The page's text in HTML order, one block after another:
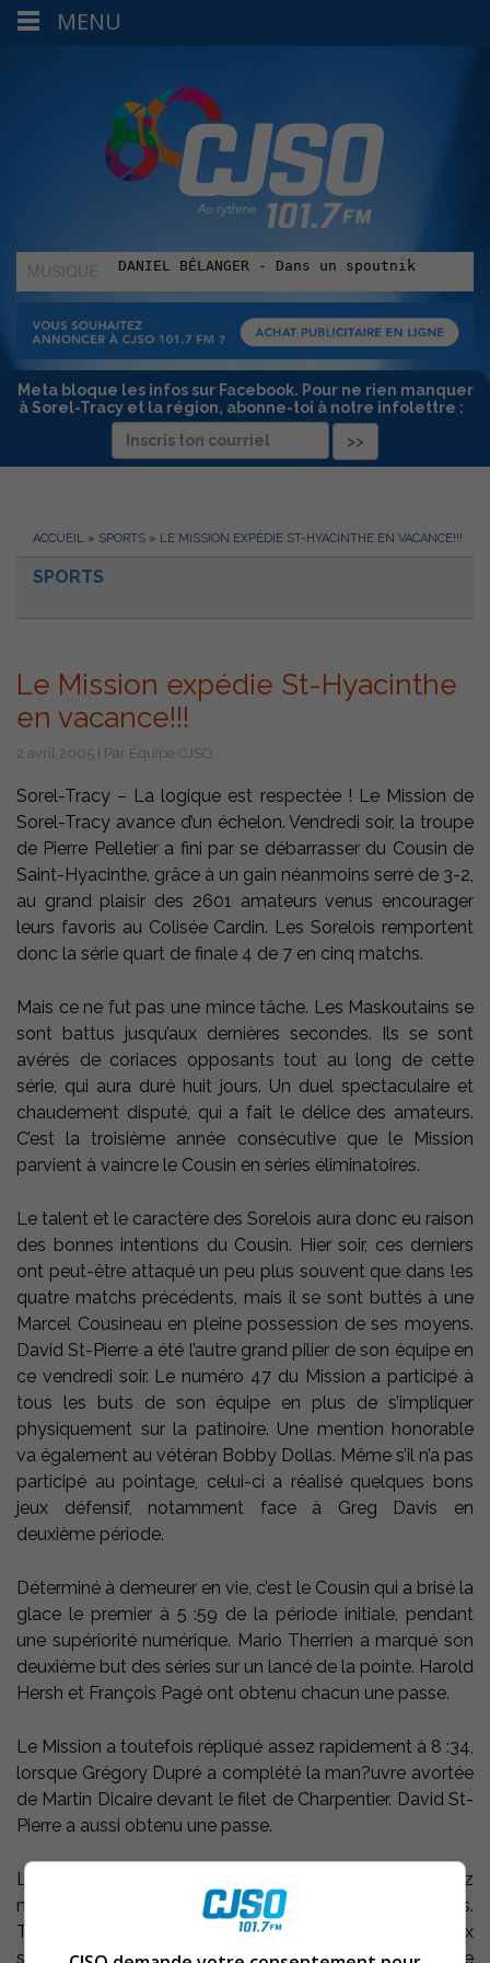
MUSIQUE
:
Meta bloque les infos sur Facebook. Pour ne rien manquer
à Sorel-Tracy et la région, abonne-toi à notre infolettre :
ACCUEIL » SPORTS » LE MISSION EXPÉDIE ST-HYACINTHE EN VACANCE!!!
SPORTS
Le Mission expédie St-Hyacinthe
en vacance!!!
2 avril 2005 | Par Équipe CJSO
Sorel-Tracy – La logique est respectée ! Le Mission de
Sorel-Tracy avance d’un échelon. Vendredi soir, la troupe
de Pierre Pelletier a fini par se débarrasser du Cousin de
Saint-Hyacinthe, grâce à un gain néanmoins serré de 3-2,
au grand plaisir des 2601 amateurs venus encourager
leurs favoris au Colisée Cardin. Les Sorelois remportent
donc la série quart de finale 4 de 7 en cinq matchs.
Mais ce ne fut pas une mince tâche. Les Maskoutains se
sont battus jusqu’aux dernières secondes. Ils se sont
avérés de coriaces opposants tout au long de cette
série, qui aura duré huit jours. Un duel spectaculaire et
chaudement disputé, qui a fait le délice des amateurs.
C’est la troisième année consécutive que le Mission
parvient à vaincre le Cousin en séries éliminatoires.
Le talent et le caractère des Sorelois aura donc eu raison
des bonnes intentions du Cousin. Hier soir, ces derniers
ont peut-être attaqué un peu plus souvent que dans les
quatre matchs précédents, mais il se sont buttés à une
Marcel Cousineau en pleine possession de ses moyens.
David St-Pierre a été l’autre grand pilier de son équipe en
ce vendredi soir. Le numéro 47 du Mission a participé à
tous les buts de son équipe en plus de s’impliquer
physiquement sur la patinoire. Une mention honorable
va également au vétéran Bobby Dollas. Même s’il n’a pas
participé au pointage, celui-ci a réalisé quelques bons
jeux défensif, notamment face à Greg Davis en
deuxième période.
Déterminé à demeurer en vie, c’est le Cousin qui a brisé la
glace le premier à 5 :59 de la période initiale, pendant
une supériorité numérique. Mario Therrien a marqué son
deuxième but des séries sur un lancé de la pointe. Harold
Hersh et François Pagé ont obtenu chacun une passe.
Le Mission a toutefois répliqué assez rapidement à 8 :34,
lorsque Grégory Dupré a complété la man?uvre avortée
de Martin Dicaire devant le filet de Charpentier. David St-
Pierre a aussi obtenu une passe.
La période médiane a débuté de manière assez
mouvementée puisque trois buts y ont été marqués.
Tout d’abord, David St-Pierre a donné les devants aux
siens avec un tir de la pointe en double désavantage
MENU